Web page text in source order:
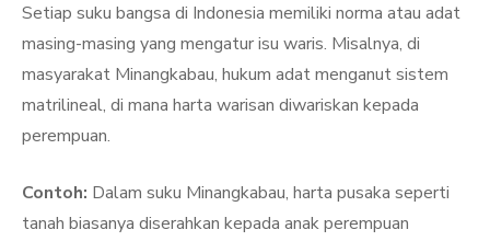
Setiap suku bangsa di Indonesia memiliki norma atau adat
masing-masing yang mengatur isu waris. Misalnya, di
masyarakat Minangkabau, hukum adat menganut sistem
matrilineal, di mana harta warisan diwariskan kepada
perempuan.
Contoh: Dalam suku Minangkabau, harta pusaka seperti
tanah biasanya diserahkan kepada anak perempuan